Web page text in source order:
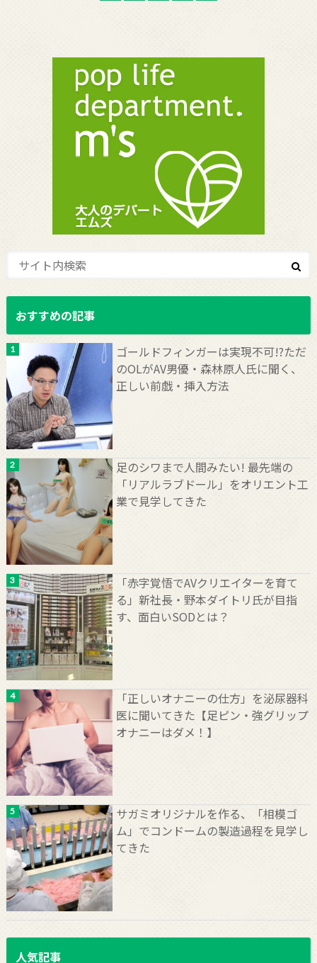
おすすめの記事
ゴールドフィンガーは実現不可!?ただ
のOLがAV男優・森林原人氏に聞く、
正しい前戯・挿入方法
足のシワまで人間みたい! 最先端の
「リアルラブドール」をオリエント工
業で見学してきた
「赤字覚悟でAVクリエイターを育て
る」新社長・野本ダイトリ氏が目指
す、面白いSODとは？
「正しいオナニーの仕方」を泌尿器科
医に聞いてきた【足ピン・強グリップ
オナニーはダメ！】
サガミオリジナルを作る、「相模ゴ
ム」でコンドームの製造過程を見学し
てきた
人気記事